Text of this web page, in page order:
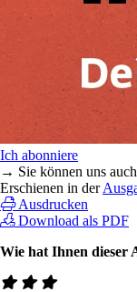
Ich abonniere
→ Sie können uns
Erschienen in der
Ausdrucken
Download als PDF
Wie hat Ihnen dieser